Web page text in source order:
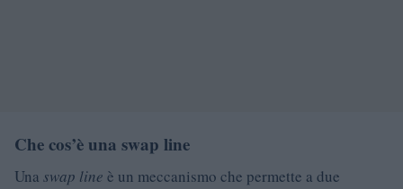
Che cos’è una swap line
Una swap line è un meccanismo che permette a due